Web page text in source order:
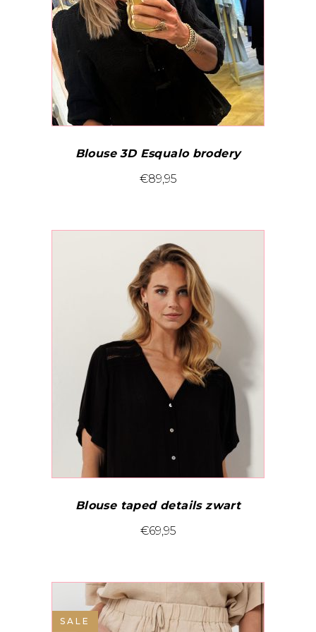
op
de
productpagina
Blouse 3D Esqualo brodery
€89,95
Dit
meerdere
variaties.
Deze
optie
kan
gekozen
worden
op
de
productpagina
Blouse taped details zwart
€69,95
Dit
meerdere
variaties.
Deze
SALE